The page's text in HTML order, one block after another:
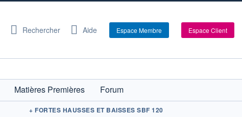
Rechercher Aide Espace Membre Espace Client
Matières Premières
Forum
+ FORTES HAUSSES ET BAISSES SBF 120